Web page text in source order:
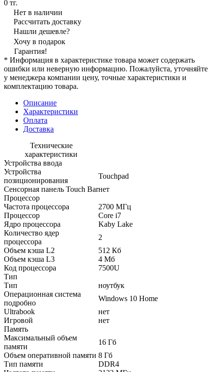
0 тг.
Нет в наличии
Рассчитать доставку
Нашли дешевле?
Хочу в подарок
Гарантия!
* Информация в характеристике товара может содержать
ошибки или неверную информацию. Пожалуйста, уточняйте
у менеджера компании цену, точные характеристики и
комплектацию товара.
Описание
Характеристики
Оплата
Доставка
Технические
характеристики
Устройства ввода
Устройства
позиционирования
Touchpad
Сенсорная панель Touch Barнет
Процессор
Частота процессора
2700 МГц
Процессор
Core i7
Ядро процессора
Kaby Lake
Количество ядер
процессора
2
Объем кэша L2
512 Кб
Объем кэша L3
4 Мб
Код процессора
7500U
Тип
Тип
ноутбук
Операционная система
подробно
Windows 10 Home
Ultrabook
нет
Игровой
нет
Память
Максимальный объем
памяти
16 Гб
Объем оперативной памяти 8 Гб
Тип памяти
DDR4